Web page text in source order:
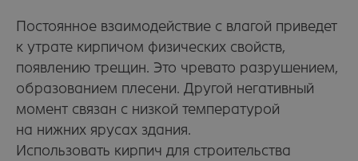
Постоянное взаимодействие с влагой приведет
к утрате кирпичом физических свойств,
появлению трещин. Это чревато разрушением,
образованием плесени. Другой негативный
момент связан с низкой температурой
на нижних ярусах здания.
Использовать кирпич для строительства